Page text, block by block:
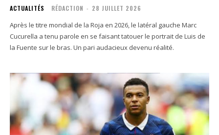
ACTUALITÉS RÉDACTION - 28 JUILLET 2026
Après le titre mondial de la Roja en 2026, le latéral gauche Marc
Cucurella a tenu parole en se faisant tatouer le portrait de Luis de
la Fuente sur le bras. Un pari audacieux devenu réalité.